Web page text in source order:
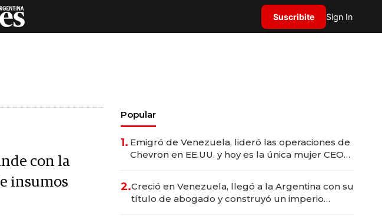
Suscribite Sign In
con la
insumos
Popular
1. Emigró de Venezuela, lideró las operaciones de
Chevron en EE.UU. y hoy es la única mujer CEO
2.Creció en Venezuela, llegó a la Argentina con su
título de abogado y construyó un imperio